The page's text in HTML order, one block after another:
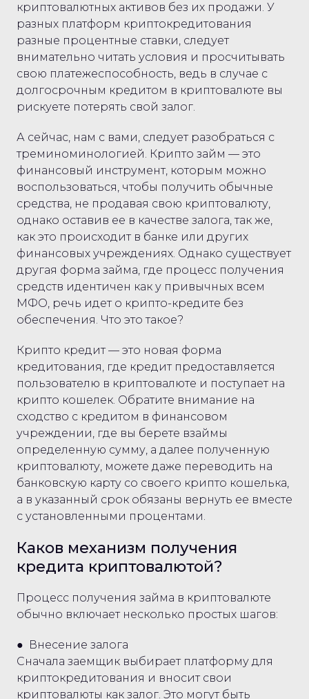
криптовалютных активов без их продажи. У
разных платформ криптокредитования
разные процентные ставки, следует
внимательно читать условия и просчитывать
свою платежеспособность, ведь в случае с
долгосрочным кредитом в криптовалюте вы
рискуете потерять свой залог.
А сейчас, нам с вами, следует разобраться с
треминоминологией. Крипто займ — это
финансовый инструмент, которым можно
воспользоваться, чтобы получить обычные
средства, не продавая свою криптовалюту,
однако оставив ее в качестве залога, так же,
как это происходит в банке или других
финансовых учреждениях. Однако существует
другая форма займа, где процесс получения
средств идентичен как у привычных всем
МФО, речь идет о крипто-кредите без
обеспечения. Что это такое?
Крипто кредит — это новая форма
кредитования, где кредит предоставляется
пользователю в криптовалюте и поступает на
крипто кошелек. Обратите внимание на
сходство с кредитом в финансовом
учреждении, где вы берете взаймы
определенную сумму, а далее полученную
криптовалюту, можете даже переводить на
банковскую карту со своего крипто кошелька,
а в указанный срок обязаны вернуть ее вместе
с установленными процентами.
Каков механизм получения
кредита криптовалютой?
Процесс получения займа в криптовалюте
обычно включает несколько простых шагов:
● Внесение залога
Сначала заемщик выбирает платформу для
криптокредитования и вносит свои
криптовалюты как залог. Это могут быть